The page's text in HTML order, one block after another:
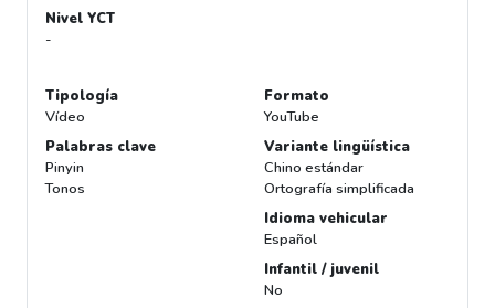
Nivel YCT
-
Tipología
Vídeo
Palabras clave
Pinyin
Tonos
Formato
YouTube
Variante lingüística
Chino estándar
Ortografía simplificada
Idioma vehicular
Español
Infantil / juvenil
No